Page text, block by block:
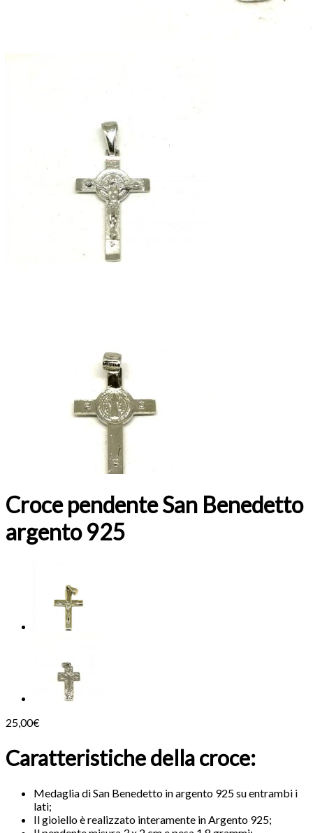
Croce pendente San Benedetto
argento 925
25,00€
Caratteristiche della croce:
Medaglia di San Benedetto in argento 925 su entrambi i
lati;
Il gioiello è realizzato interamente in Argento 925;